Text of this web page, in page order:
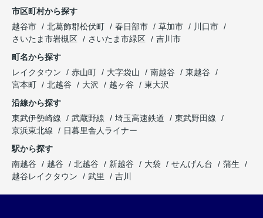
市区町村から探す
越谷市
北葛飾郡松伏町 春日部市 草加市
川口市
さいたま市岩槻区
さいたま市緑区
吉川市
町名から探す
レイクタウン
赤山町 大字袋山 南越谷
東越谷
宮本町
北越谷 大沢 越ヶ谷
東大沢
沿線から探す
東武伊勢崎線
武蔵野線 埼玉高速鉄道
東武野田線
京浜東北線
日暮里舎人ライナー
駅から探す
南越谷
越谷 北越谷 新越谷 大袋 せんげん台
蒲生
越谷レイクタウン
武里 吉川